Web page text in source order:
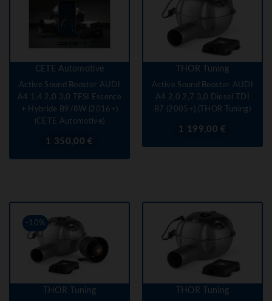
CETE Automotive
Active Sound Booster AUDI
A4 1,4 2,0 3,0 TFSI Essence
+ Hybride B9/8W (2016+)
(CETE Automotive)
Prix1 350,00 €
THOR Tuning
Active Sound Booster AUDI
A4 2,0 2,7 3,0 Diesel TDI
B7 (2005+) (THOR Tuning)
Prix1 199,00 €
-10%
THOR Tuning THOR Tuning